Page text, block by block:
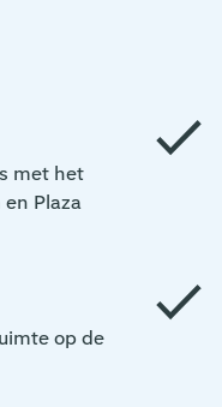
met het
Plaza
op de